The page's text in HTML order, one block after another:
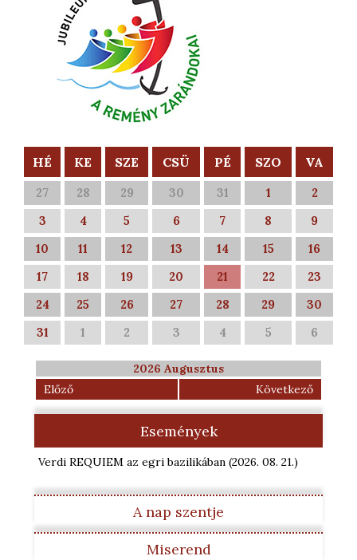
HÉ KE SZE CSÜ PÉ SZO VA
27 28 29 30 31 1
2
3
4 5 6 7 8
9
10
11 12 13 14 15
16
17
18 19 20 21 22
23
24
25 26 27 28 29
30
31
1 2 3 4 5 6
2026 Augusztus
Előző
Következő
Események
Verdi REQUIEM az egri bazilikában (2026. 08. 21.)
A nap szentje
Miserend